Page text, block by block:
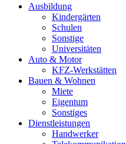
Ausbildung
Kindergärten
Schulen
Sonstige
Universitäten
Auto & Motor
KFZ-Werkstätten
Bauen & Wohnen
Miete
Eigentum
Sonstiges
Dienstleistungen
Handwerker